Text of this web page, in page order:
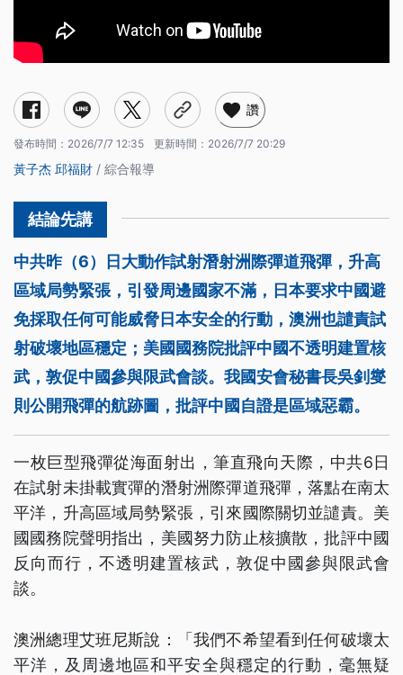
讚
發布時間： 2026/7/7 12:35 更新時間： 2026/7/7 20:29
黃子杰 邱福財 / 綜合報導
中共昨（6）日大動作試射潛射洲際彈道飛彈，升高
區域局勢緊張，引發周邊國家不滿，日本要求中國避
免採取任何可能威脅日本安全的行動，澳洲也譴責試
射破壞地區穩定；美國國務院批評中國不透明建置核
武，敦促中國參與限武會談。我國安會秘書長吳釗燮
則公開飛彈的航跡圖，批評中國自證是區域惡霸。
一枚巨型飛彈從海面射出，筆直飛向天際，中共6日
在試射未掛載實彈的潛射洲際彈道飛彈，落點在南太
平洋，升高區域局勢緊張，引來國際關切並譴責。美
國國務院聲明指出，美國努力防止核擴散，批評中國
反向而行，不透明建置核武，敦促中國參與限武會
談。
澳洲總理艾班尼斯說：「我們不希望看到任何破壞太
平洋，及周邊地區和平安全與穩定的行動，毫無疑